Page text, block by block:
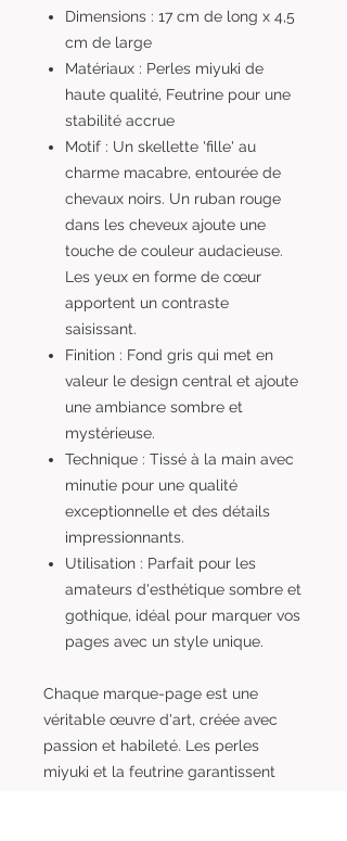
Dimensions : 17 cm de long x 4,5
cm de large
Matériaux : Perles miyuki de
haute qualité, Feutrine pour une
stabilité accrue
Motif : Un skellette 'fille' au
charme macabre, entourée de
chevaux noirs. Un ruban rouge
dans les cheveux ajoute une
touche de couleur audacieuse.
Les yeux en forme de cœur
apportent un contraste
saisissant.
Finition : Fond gris qui met en
valeur le design central et ajoute
une ambiance sombre et
mystérieuse.
Technique : Tissé à la main avec
minutie pour une qualité
exceptionnelle et des détails
impressionnants.
Utilisation : Parfait pour les
amateurs d'esthétique sombre et
gothique, idéal pour marquer vos
pages avec un style unique.
Chaque marque-page est une
véritable œuvre d'art, créée avec
passion et habileté. Les perles
miyuki et la feutrine garantissent